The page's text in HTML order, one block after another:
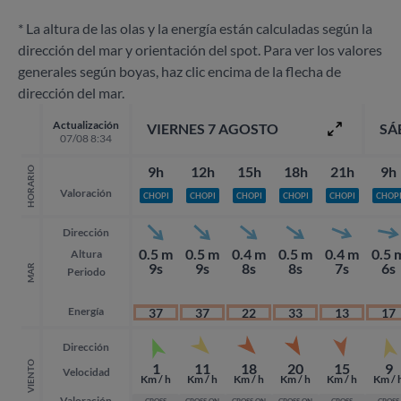
* La altura de las olas y la energía están calculadas según la
dirección del mar y orientación del spot. Para ver los valores
generales según boyas, haz clic encima de la flecha de
dirección del mar.
Actualización
07/08 8:34
HORARIO Valoración
MAR
Dirección
Altura
Periodo
Energía
VIENTO
Dirección
Velocidad
VIERNES 7 AGOSTO
9h
CHOPI
0.5 m
9s
37
1
Km / h
12h
CHOPI
0.5 m
9s
37
11
Km / h
15h
CHOPI
0.4 m
8s
22
18
Km / h
18h
CHOPI
0.5 m
8s
33
20
Km / h
21h
CHOPI
0.4 m
7s
13
15
Km / h
9h
CHOPI
0.5
6s
17
9
Km /